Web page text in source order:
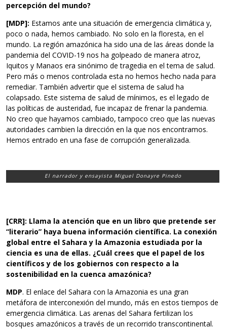
percepción del mundo?
[MDP]: Estamos ante una situación de emergencia climática y,
poco o nada, hemos cambiado. No solo en la floresta, en el
mundo. La región amazónica ha sido una de las áreas donde la
pandemia del COVID-19 nos ha golpeado de manera atroz,
Iquitos y Manaos era sinónimo de tragedia en el tema de salud.
Pero más o menos controlada esta no hemos hecho nada para
remediar. También advertir que el sistema de salud ha
colapsado. Este sistema de salud de mínimos, es el legado de
las políticas de austeridad, fue incapaz de frenar la pandemia.
No creo que hayamos cambiado, tampoco creo que las nuevas
autoridades cambien la dirección en la que nos encontramos.
Hemos entrado en una fase de corrupción generalizada.
El narrador y ensayista Miguel Donayre Pinedo
[CRR]: Llama la atención que en un libro que pretende ser
“literario” haya buena información científica. La conexión
global entre el Sahara y la Amazonia estudiada por la
ciencia es una de ellas. ¿Cuál crees que el papel de los
científicos y de los gobiernos con respecto a la
sostenibilidad en la cuenca amazónica?
MDP. El enlace del Sahara con la Amazonia es una gran
metáfora de interconexión del mundo, más en estos tiempos de
emergencia climática. Las arenas del Sahara fertilizan los
bosques amazónicos a través de un recorrido transcontinental.